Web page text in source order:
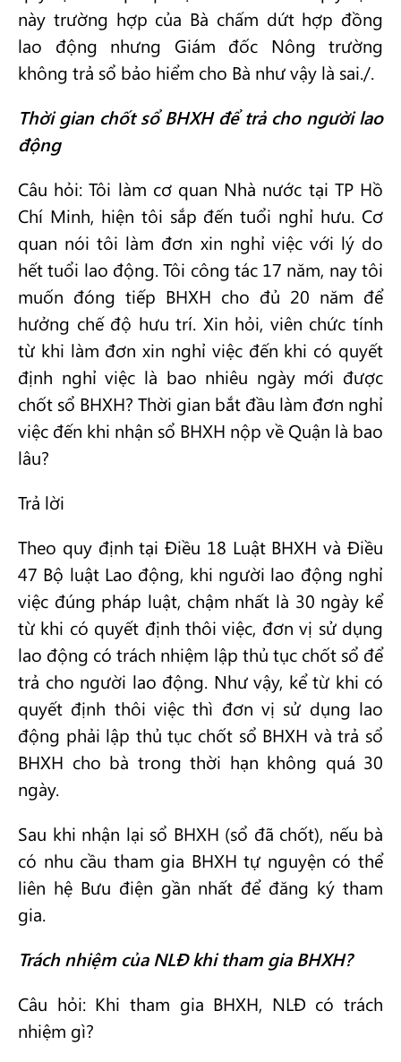
này trường hợp của Bà chấm dứt hợp đồng
lao động nhưng Giám đốc Nông trường
không trả sổ bảo hiểm cho Bà như vậy là sai./.
Thời gian chốt sổ BHXH để trả cho người lao
động
Câu hỏi: Tôi làm cơ quan Nhà nước tại TP Hồ
Chí Minh, hiện tôi sắp đến tuổi nghỉ hưu. Cơ
quan nói tôi làm đơn xin nghỉ việc với lý do
hết tuổi lao động. Tôi công tác 17 năm, nay tôi
muốn đóng tiếp BHXH cho đủ 20 năm để
hưởng chế độ hưu trí. Xin hỏi, viên chức tính
từ khi làm đơn xin nghỉ việc đến khi có quyết
định nghỉ việc là bao nhiêu ngày mới được
chốt sổ BHXH? Thời gian bắt đầu làm đơn nghỉ
việc đến khi nhận sổ BHXH nộp về Quận là bao
lâu?
Trả lời
Theo quy định tại Điều 18 Luật BHXH và Điều
47 Bộ luật Lao động, khi người lao động nghỉ
việc đúng pháp luật, chậm nhất là 30 ngày kể
từ khi có quyết định thôi việc, đơn vị sử dụng
lao động có trách nhiệm lập thủ tục chốt sổ để
trả cho người lao động. Như vậy, kể từ khi có
quyết định thôi việc thì đơn vị sử dụng lao
động phải lập thủ tục chốt sổ BHXH và trả sổ
BHXH cho bà trong thời hạn không quá 30
ngày.
Sau khi nhận lại sổ BHXH (sổ đã chốt), nếu bà
có nhu cầu tham gia BHXH tự nguyện có thể
liên hệ Bưu điện gần nhất để đăng ký tham
gia.
Trách nhiệm của NLĐ khi tham gia BHXH?
Câu hỏi: Khi tham gia BHXH, NLĐ có trách
nhiệm gì?